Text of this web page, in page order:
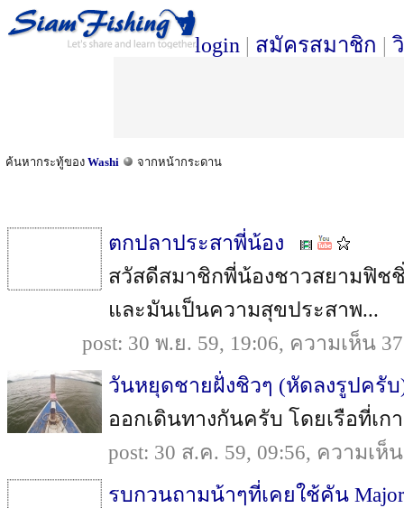
login | สมัครสมาชิก |
ค้นหากระทู้ของ Washi จากหน้ากระดาน
ตกปลาประสาพี่น้อง
สวัสดีสมาชิกพี่น้องชาวสยามฟิช
และมันเป็นความสุขประสาพ...
post: 30 พ.ย. 59, 19:06, ความเห็น
วันหยุดชายฝั่งชิวๆ (หัดลงรูปครั
ออกเดินทางกันครับ โดยเรือที่เก
post: 30 ส.ค. 59, 09:56, ความเห็
รบกวนถามน้าๆที่เคยใช้คัน Major